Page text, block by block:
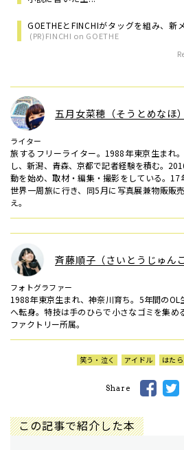
GOETHEとFINCHIがタッグを組み、新
(PR)FINCHI on GOETHE
五月女菜穂（そうとめなほ）
ライター
旅するフリーライター。1988年東京生まれ
し、新潟、青森、京都で記者経験を積む。
動を始め、取材・編集・撮影をしている。
世界一周旅に行き、同5月に写真展兼物販販
え。
斉藤順子（さいとうじゅんこ
フォトグラファー
1988年東京生まれ、神奈川育ち。5年間のOL
へ転身。特技は手のひらで小さなゴミを集め
ファクトリー所属。
笑う・泣く アイドル はたら
Share
この記事で紹介した本